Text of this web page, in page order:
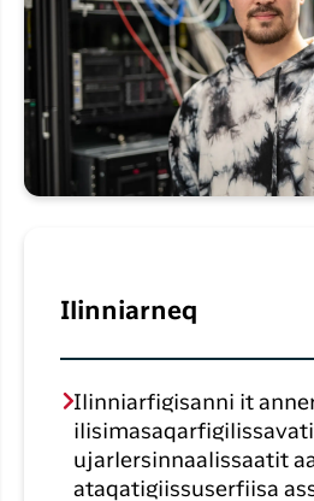
Ilinniarneq
Ilinniarfigisanni it
ujarlersinnaalissaatit
ataqatigiissuserfiisa